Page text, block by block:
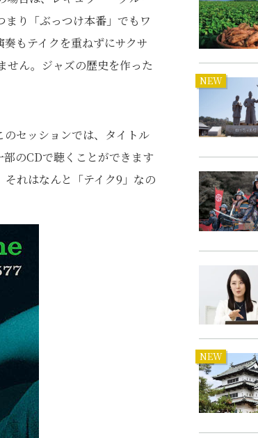
り「ぶっつけ本番」でもワ
もテイクを重ねずにサクサ
せん。ジャズの歴史を作った
セッションでは、タイトル
のCDで聴くことができます
れはなんと「テイク9」なの
NEW
NEW